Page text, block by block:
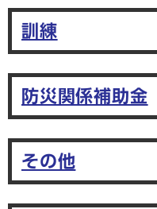
訓練
防災関係補助金
その他